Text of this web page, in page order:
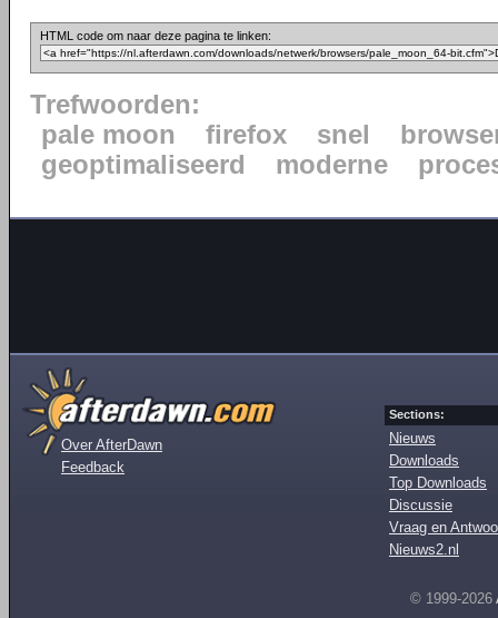
HTML code om naar deze pagina te linken:
Trefwoorden:
pale moon
firefox snel
geoptimaliseerd
moderne
Over AfterDawn
Feedback
Sections:
Nieuws
Downloads
Top Downloads
Discussie
Vraag en
Nieuws2.nl
© 1999-2026